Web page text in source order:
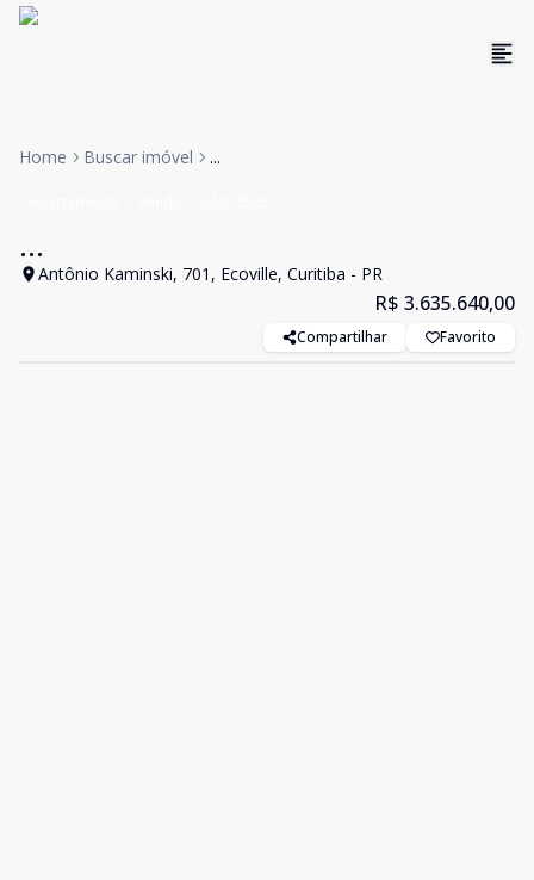
Home Buscar imóvel ...
...
Antônio Kaminski, 701, Ecoville, Curitiba - PR
R$ 3.635.640,00
Compartilhar Favorito